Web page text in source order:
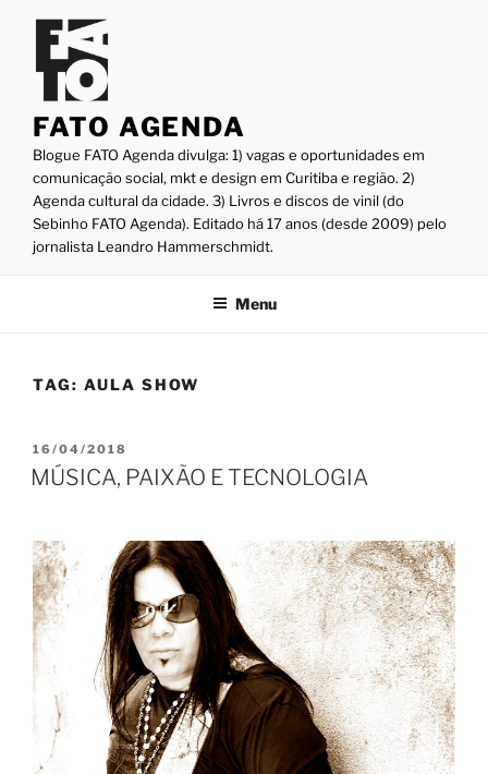
conteúdo
FATO AGENDA
Blogue FATO Agenda divulga: 1) vagas e oportunidades em
comunicação social, mkt e design em Curitiba e região. 2)
Agenda cultural da cidade. 3) Livros e discos de vinil (do
Sebinho FATO Agenda). Editado há 17 anos (desde 2009) pelo
jornalista Leandro Hammerschmidt.
Menu
TAG: AULA SHOW
PUBLICADO
EM
16/04/2018
MÚSICA, PAIXÃO E TECNOLOGIA